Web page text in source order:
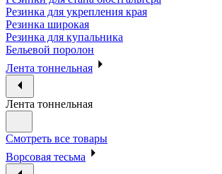
Резинка для укрепления края
Резинка широкая
Резинка для купальника
Бельевой поролон
Лента тоннельная
Лента тоннельная
Смотреть все товары
Ворсовая тесьма